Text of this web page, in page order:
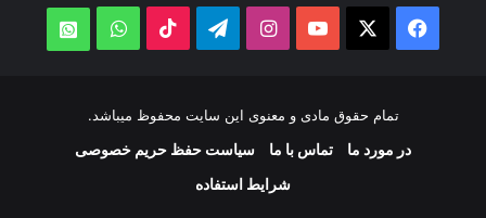
Facebook
YouTube
Instagram
Telegram
TikTok
WhatsApp
تمام حقوق مادی و معنوی این سایت محفوظ میباشد.
در مورد ما تماس با ما
سیاست حفظ حریم خصوصی
شرایط استفاده